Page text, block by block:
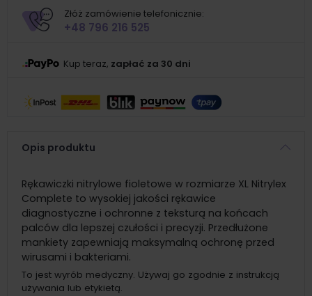
Złóż zamówienie telefonicznie:
+48 796 216 525
Kup teraz, zapłać za 30 dni
Opis produktu
Rękawiczki nitrylowe fioletowe w rozmiarze XL Nitrylex
Complete to wysokiej jakości rękawice
diagnostyczne i ochronne z teksturą na końcach
palców dla lepszej czułości i precyzji. Przedłużone
mankiety zapewniają maksymalną ochronę przed
wirusami i bakteriami.
To jest wyrób medyczny. Używaj go zgodnie z instrukcją
używania lub etykietą.